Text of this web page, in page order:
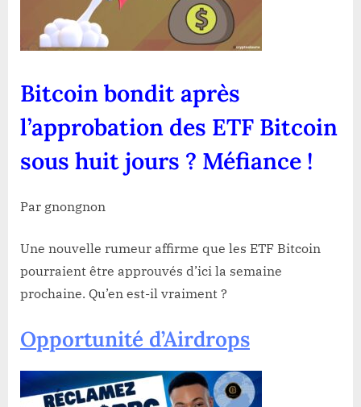
ETF
Bitcoin
sous
jours
?
Méfiance
Bitcoin bondit après
l’approbation des ETF Bitcoin
sous huit jours ? Méfiance !
Par gnongnon
Une nouvelle rumeur affirme que les ETF Bitcoin
pourraient être approuvés d’ici la semaine
prochaine. Qu’en est-il vraiment ?
Opportunité d’Airdrops